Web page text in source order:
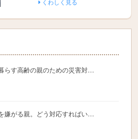
らす高齢の親のための災害対…
嫌がる親。どう対応すればい…